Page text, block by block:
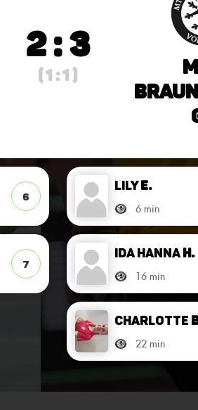
2 : 3
( 1 : 1 )
LilyE.
6 min
6
Ida HannaH.
16 min
Charlotte
22 min
7